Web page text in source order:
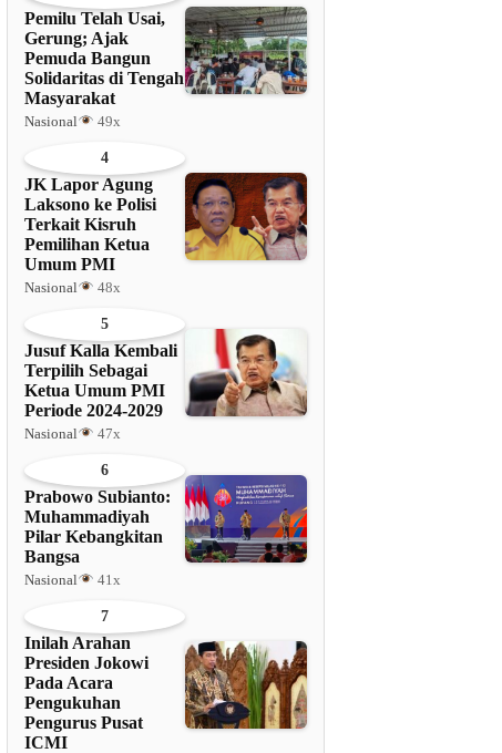
Pemilu Telah Usai,
Gerung; Ajak
Pemuda Bangun
Solidaritas di Tengah
Masyarakat
Nasional 49x
4
JK Lapor Agung
Laksono ke Polisi
Terkait Kisruh
Pemilihan Ketua
Umum PMI
Nasional 48x
5
Jusuf Kalla Kembali
Terpilih Sebagai
Ketua Umum PMI
Periode 2024-2029
Nasional 47x
6
Prabowo Subianto:
Muhammadiyah
Pilar Kebangkitan
Bangsa
Nasional 41x
7
Inilah Arahan
Presiden Jokowi
Pada Acara
Pengukuhan
Pengurus Pusat
ICMI